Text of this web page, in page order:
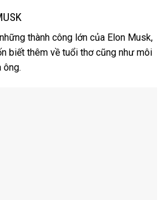
thành công lớn của Elon Musk,
biết thêm về tuổi thơ cũng như môi
ông.